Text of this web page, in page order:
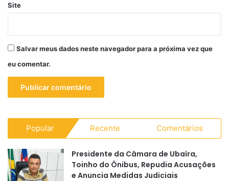
Site
Salvar meus dados neste navegador para a próxima vez que
eu comentar.
Popular Recente Comentários
Presidente da Câmara de Ubaíra,
Toinho do Ônibus, Repudia Acusações
e Anuncia Medidas Judiciais